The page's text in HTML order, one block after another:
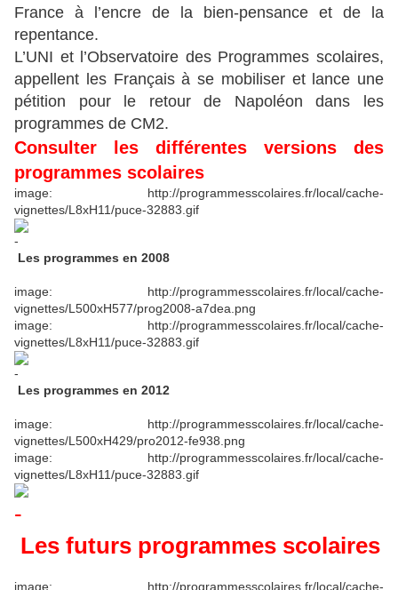
France à l’encre de la bien-pensance et de la
repentance.
L’UNI et l’Observatoire des Programmes scolaires,
appellent les Français à se mobiliser et lance une
pétition pour le retour de Napoléon dans les
programmes de CM2.
Consulter les différentes versions des
programmes scolaires
image: http://programmesscolaires.fr/local/cache-
vignettes/L8xH11/puce-32883.gif
Les programmes en 2008
image: http://programmesscolaires.fr/local/cache-
vignettes/L500xH577/prog2008-a7dea.png
image: http://programmesscolaires.fr/local/cache-
vignettes/L8xH11/puce-32883.gif
Les programmes en 2012
image: http://programmesscolaires.fr/local/cache-
vignettes/L500xH429/pro2012-fe938.png
image: http://programmesscolaires.fr/local/cache-
vignettes/L8xH11/puce-32883.gif
Les futurs programmes scolaires
image: http://programmesscolaires.fr/local/cache-